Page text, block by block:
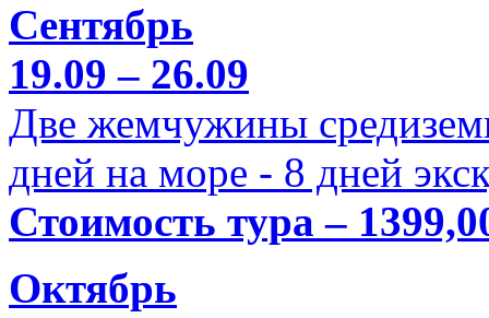
Сентябрь
19.09 – 26.09
Две жемчужины
дней на море - 8 дней
Стоимость тура –
Октябрь